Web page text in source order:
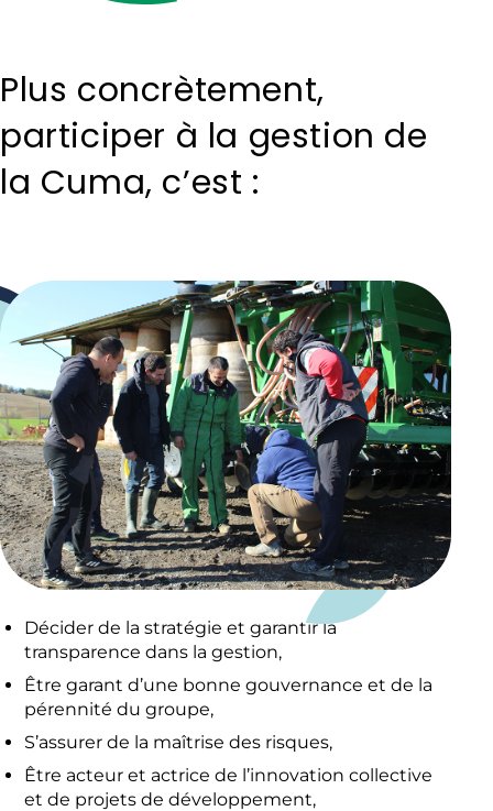
Plus concrètement,
participer à la gestion de
la Cuma, c’est :
Décider de la stratégie et garantir la
transparence dans la gestion,
Être garant d’une bonne gouvernance et de la
pérennité du groupe,
S’assurer de la maîtrise des risques,
Être acteur et actrice de l’innovation collective
et de projets de développement,